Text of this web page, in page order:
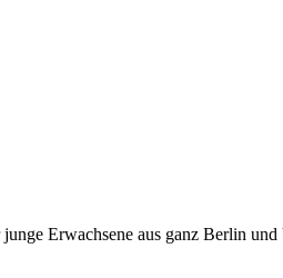
Erwachsene aus ganz Berlin